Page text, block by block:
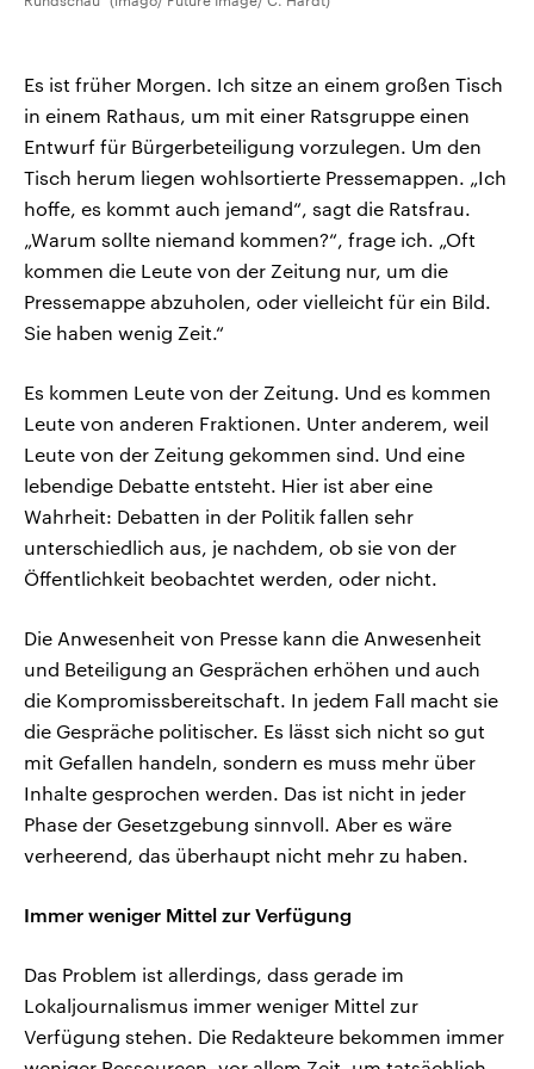
Es ist früher Morgen. Ich sitze an einem großen Tisch
in einem Rathaus, um mit einer Ratsgruppe einen
Entwurf für Bürgerbeteiligung vorzulegen. Um den
Tisch herum liegen wohlsortierte Pressemappen. „Ich
hoffe, es kommt auch jemand“, sagt die Ratsfrau.
„Warum sollte niemand kommen?“, frage ich. „Oft
kommen die Leute von der Zeitung nur, um die
Pressemappe abzuholen, oder vielleicht für ein Bild.
Sie haben wenig Zeit.“
Es kommen Leute von der Zeitung. Und es kommen
Leute von anderen Fraktionen. Unter anderem, weil
Leute von der Zeitung gekommen sind. Und eine
lebendige Debatte entsteht. Hier ist aber eine
Wahrheit: Debatten in der Politik fallen sehr
unterschiedlich aus, je nachdem, ob sie von der
Öffentlichkeit beobachtet werden, oder nicht.
Die Anwesenheit von Presse kann die Anwesenheit
und Beteiligung an Gesprächen erhöhen und auch
die Kompromissbereitschaft. In jedem Fall macht sie
die Gespräche politischer. Es lässt sich nicht so gut
mit Gefallen handeln, sondern es muss mehr über
Inhalte gesprochen werden. Das ist nicht in jeder
Phase der Gesetzgebung sinnvoll. Aber es wäre
verheerend, das überhaupt nicht mehr zu haben.
Immer weniger Mittel zur Verfügung
Das Problem ist allerdings, dass gerade im
Lokaljournalismus immer weniger Mittel zur
Verfügung stehen. Die Redakteure bekommen immer